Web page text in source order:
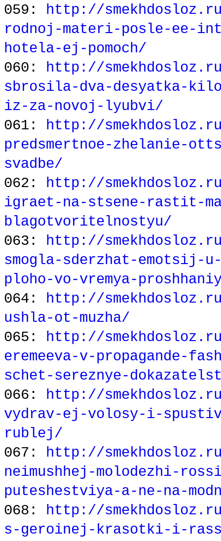
059: http://
rodnoj-materi-posle-ee-
hotela-ej-pomoch/
060: http://
sbrosila-dva-desyatka-
iz-za-novoj-lyubvi/
061: http://
predsmertnoe-zhelanie-
svadbe/
062: http://
igraet-na-stsene-rastit-
blagotvoritelnostyu/
063: http://
smogla-sderzhat-emotsij-
ploho-vo-vremya-
064: http://
ushla-ot-muzha/
065: http://
eremeeva-v-propagande-
schet-sereznye-
066: http://
vydrav-ej-volosy-i-
rublej/
067: http://
neimushhej-molodezhi-
puteshestviya-a-ne-na-
068: http://
s-geroinej-krasotki-i-